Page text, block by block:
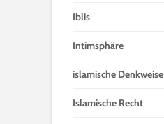
Iblis
Intimsphäre
islamische Denkweise
Islamische Recht